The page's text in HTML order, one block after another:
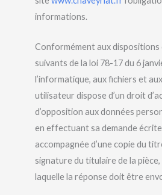
informations.
Conformément aux dispositions
suivants de la loi 78-17 du 6
l’informatique, aux fichiers et
utilisateur dispose d’un droit
d’opposition aux données
en effectuant sa demande
accompagnée d’une copie du
signature du titulaire de la pièce,
laquelle la réponse doit être